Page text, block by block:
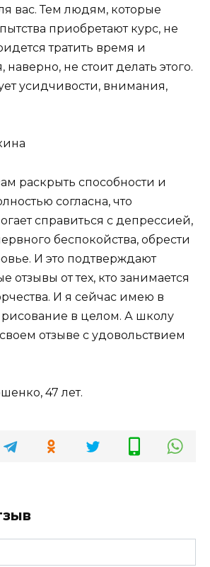
вас. Тем людям, которые
приобретают курс, не
тратить время и
наверно, не стоит делать этого.
усидчивости, внимания,
раскрыть способности и
согласна, что
справиться с депрессией,
беспокойства, обрести
И это подтверждают
отзывы от тех, кто занимается
И я сейчас имею в
рисование в целом. А школу
отзыве с удовольствием
47 лет.